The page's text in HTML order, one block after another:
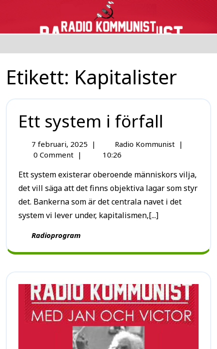
Etikett: Kapitalister
Ett system i förfall
7 februari, 2025 | Radio Kommunist |
0 Comment | 10:26
Ett system existerar oberoende människors vilja,
det vill säga att det finns objektiva lagar som styr
det. Bankerna som är det centrala navet i det
system vi lever under, kapitalismen,[...]
Radioprogram